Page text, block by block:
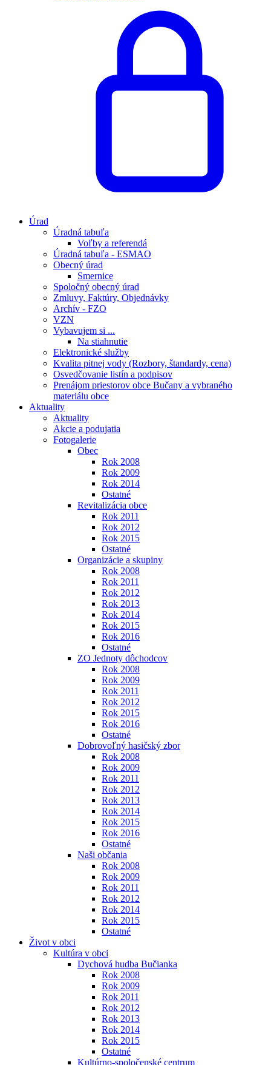
Úrad
Úradná tabuľa
Voľby a referendá
Úradná tabuľa - ESMAO
Obecný úrad
Smernice
Spoločný obecný úrad
Zmluvy, Faktúry, Objednávky
Archív - FZO
VZN
Vybavujem si ...
Na stiahnutie
Elektronické služby
Kvalita pitnej vody (Rozbory, štandardy, cena)
Osvedčovanie listín a podpisov
Prenájom priestorov obce Bučany a vybraného
materiálu obce
Aktuality
Aktuality
Akcie a podujatia
Fotogalerie
Obec
Rok 2008
Rok 2009
Rok 2014
Ostatné
Revitalizácia obce
Rok 2011
Rok 2012
Rok 2015
Ostatné
Organizácie a skupiny
Rok 2008
Rok 2011
Rok 2012
Rok 2013
Rok 2014
Rok 2015
Rok 2016
Ostatné
ZO Jednoty dôchodcov
Rok 2008
Rok 2009
Rok 2011
Rok 2012
Rok 2015
Rok 2016
Ostatné
Dobrovoľný hasičský zbor
Rok 2008
Rok 2009
Rok 2011
Rok 2012
Rok 2013
Rok 2014
Rok 2015
Rok 2016
Ostatné
Naši občania
Rok 2008
Rok 2009
Rok 2011
Rok 2012
Rok 2014
Rok 2015
Ostatné
Život v obci
Kultúra v obci
Dychová hudba Bučianka
Rok 2008
Rok 2009
Rok 2011
Rok 2012
Rok 2013
Rok 2014
Rok 2015
Ostatné
Kultúrno-spoločenské centrum